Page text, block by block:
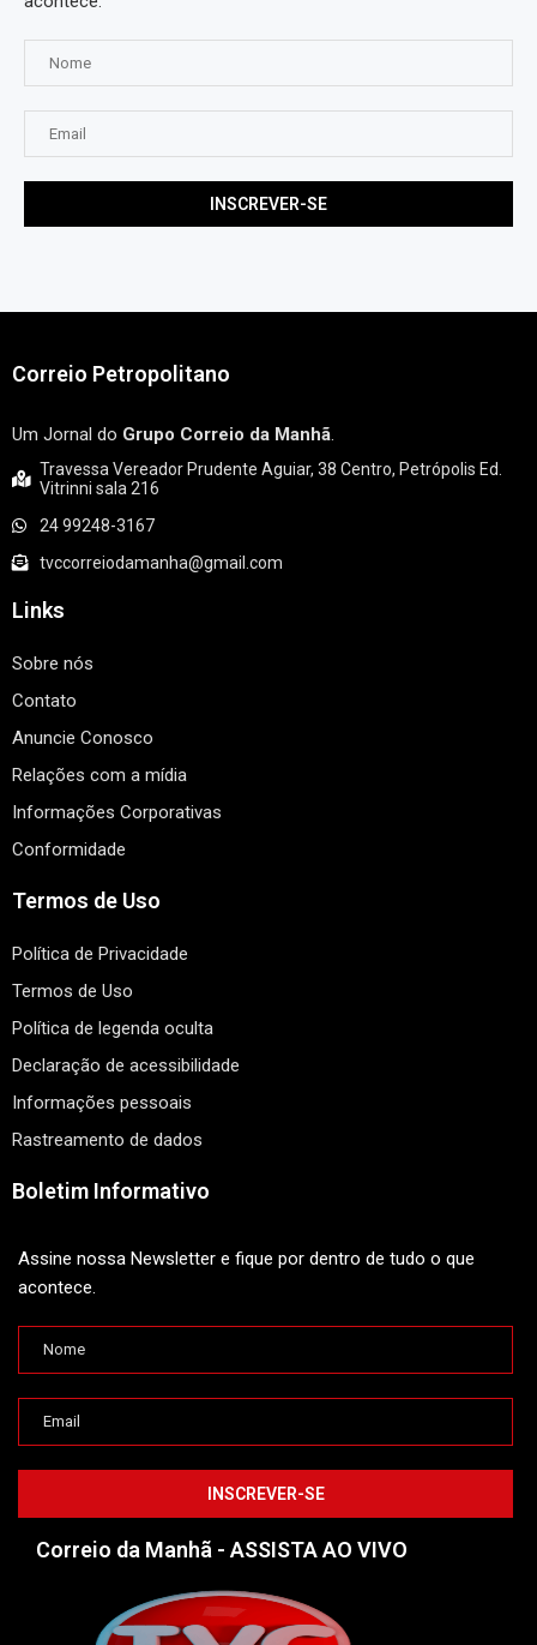
Correio Petropolitano
Um Jornal do Grupo Correio da Manhã.
Travessa Vereador Prudente Aguiar, 38 Centro, Petrópolis Ed.
Vitrinni sala 216
24 99248-3167
tvccorreiodamanha@gmail.com
Links
Sobre nós
Contato
Anuncie Conosco
Relações com a mídia
Informações Corporativas
Conformidade
Termos de Uso
Política de Privacidade
Termos de Uso
Política de legenda oculta
Declaração de acessibilidade
Informações pessoais
Rastreamento de dados
Boletim Informativo
Assine nossa Newsletter e fique por dentro de tudo o que
acontece.
Correio da Manhã - ASSISTA AO VIVO